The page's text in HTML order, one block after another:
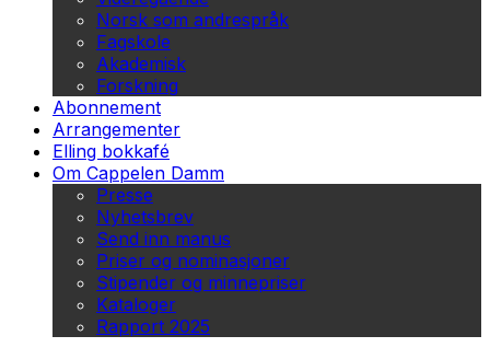
Norsk som andrespråk
Fagskole
Akademisk
Forskning
Abonnement
Arrangementer
Elling bokkafé
Om Cappelen Damm
Presse
Nyhetsbrev
Send inn manus
Priser og nominasjoner
Stipender og minnepriser
Kataloger
Rapport 2025